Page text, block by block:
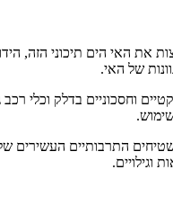
את האי הים תיכוני הזה,
של האי.
התרבותיים העשירים
וגילויים.